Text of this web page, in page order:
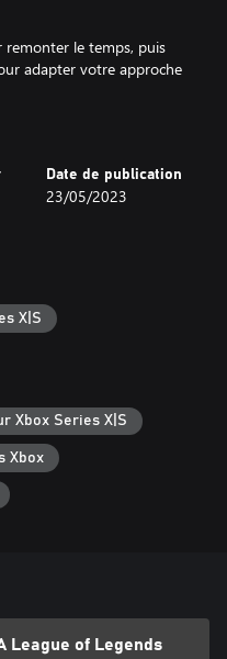
remonter le temps, puis
adapter votre approche
votre timing et vos
de Zaun.Rencontrez
les recoins
Legends comme vous ne
de nouvelles
alliés, et qui sont vos
à vous dans
Date de publication
23/05/2023
X|S
Xbox Series X|S
Xbox
League of Legends